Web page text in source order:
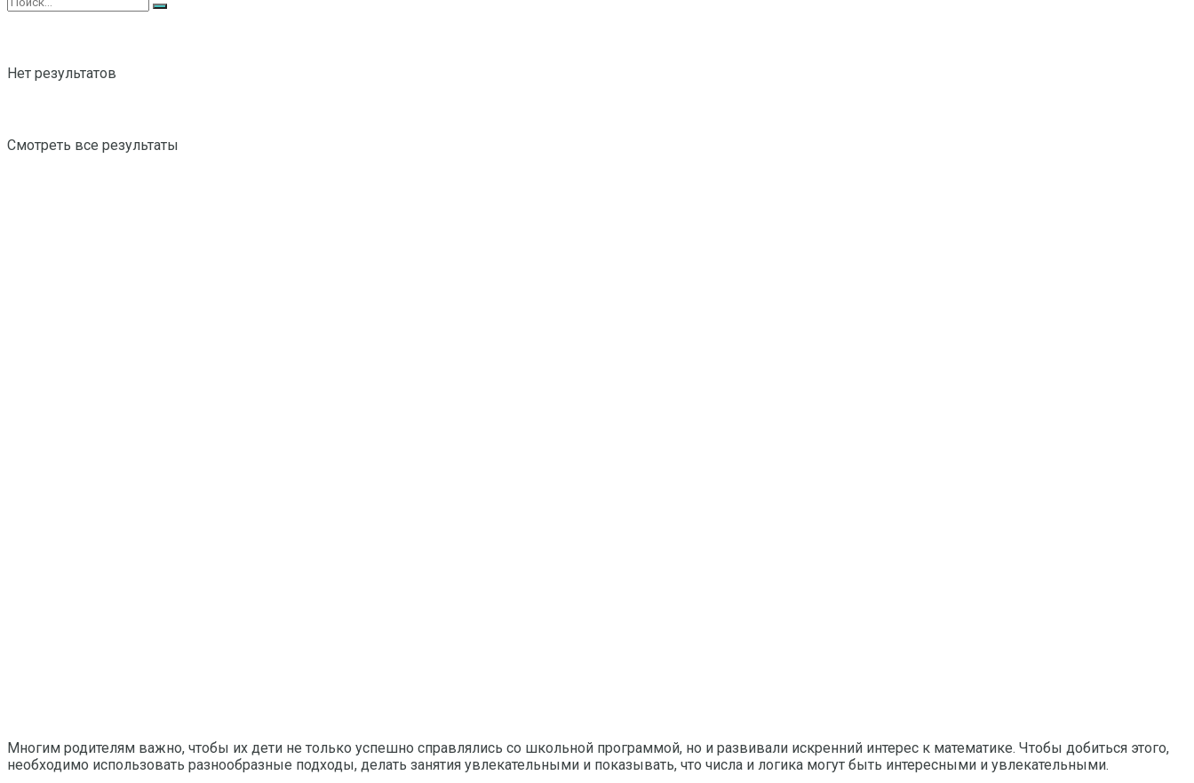
Нет результатов
Смотреть все результаты
Многим родителям важно, чтобы их дети не только успешно справлялись со школьной программой, но и развивали искренний интерес к математике. Чтобы добиться этого,
необходимо использовать разнообразные подходы, делать занятия увлекательными и показывать, что числа и логика могут быть интересными и увлекательными.